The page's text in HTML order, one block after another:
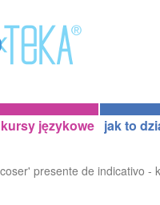
kursy językowe jak to
presente de indicativo -